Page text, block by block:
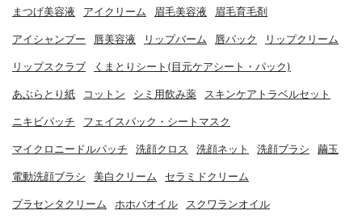
まつげ美容液 アイクリーム 眉毛美容液 眉毛育毛剤
アイシャンプー 唇美容液 リップバーム 唇パック リップクリーム
リップスクラブ くまとりシート(目元ケアシート・パック)
あぶらとり紙 コットン シミ用飲み薬 スキンケアトラベルセット
ニキビパッチ フェイスパック・シートマスク
マイクロニードルパッチ 洗顔クロス 洗顔ネット 洗顔ブラシ 繭玉
電動洗顔ブラシ 美白クリーム セラミドクリーム
プラセンタクリーム ホホバオイル スクワランオイル